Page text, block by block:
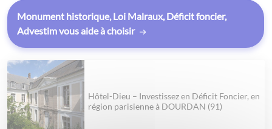
Monument historique, Loi Malraux, Déficit foncier,
Advestim vous aide à choisir
Hôtel-Dieu – Investissez en Déficit Foncier, en
région parisienne à DOURDAN (91)